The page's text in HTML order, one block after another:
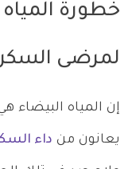
خطورة
لمرضى
إن المياه البيضاء
يعانون من داء